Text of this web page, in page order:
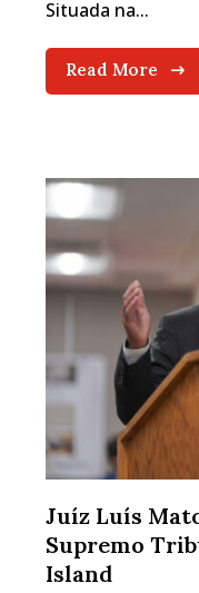
Situada na...
Read More
Juíz Luís
Supremo
Island